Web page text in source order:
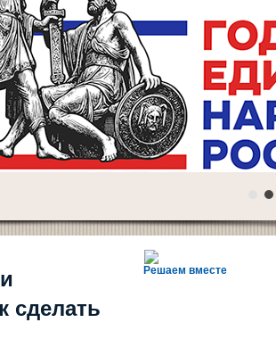
Решаем вместе
сделать